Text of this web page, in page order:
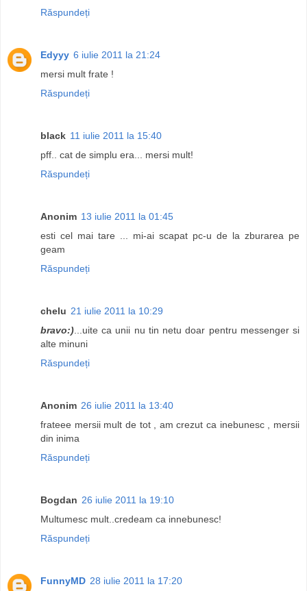
Răspundeți
Edyyy 6 iulie 2011 la 21:24
mersi mult frate !
Răspundeți
black 11 iulie 2011 la 15:40
pff.. cat de simplu era... mersi mult!
Răspundeți
Anonim 13 iulie 2011 la 01:45
esti cel mai tare ... mi-ai scapat pc-u de la zburarea pe
geam
Răspundeți
chelu 21 iulie 2011 la 10:29
bravo:)...uite ca unii nu tin netu doar pentru messenger si
alte minuni
Răspundeți
Anonim 26 iulie 2011 la 13:40
frateee mersii mult de tot , am crezut ca inebunesc , mersii
din inima
Răspundeți
Bogdan 26 iulie 2011 la 19:10
Multumesc mult..credeam ca innebunesc!
Răspundeți
FunnyMD 28 iulie 2011 la 17:20